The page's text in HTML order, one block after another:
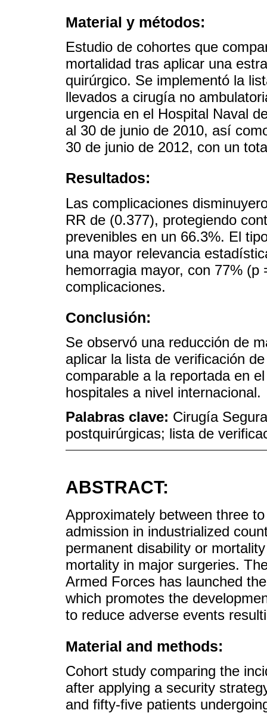
Material y métodos:
Estudio de cohortes que
mortalidad tras aplicar una
quirúrgico. Se implementó la
llevados a cirugía no
urgencia en el Hospital Naval
al 30 de junio de 2010, así
30 de junio de 2012, con un
Resultados:
Las complicaciones
RR de (0.377), protegiendo
prevenibles en un 66.3%. El
una mayor relevancia
hemorragia mayor, con 77%
complicaciones.
Conclusión:
Se observó una reducción de
aplicar la lista de verificación
comparable a la reportada en
hospitales a nivel internacional.
Palabras clave: Cirugía
postquirúrgicas; lista de
ABSTRACT:
Approximately between three
admission in industrialized
permanent disability or
mortality in major surgeries.
Armed Forces has launched
which promotes the
to reduce adverse events
Material and methods:
Cohort study comparing the
after applying a security
and fifty-five patients